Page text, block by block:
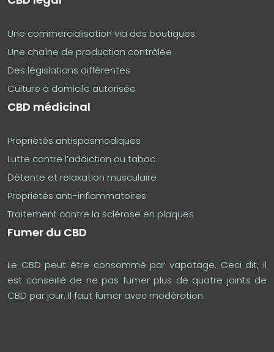
Une commercialisation via des boutiques
Une chaîne de production contrôlée
Des législations différentes
Culture à domicile autorisée
CBD médicinal
Propriétés antispasmodiques
Lutte contre l’addiction au tabac
Détente et relaxation musculaire
Propriétés anti-inflammatoires
Traitement contre la sclérose en plaques
Fumer du CBD
Le CBD peut être consommé par vapotage. Ceci dit, il
est conseillé de ne pas fumer plus de quatre joints de
CBD par jour. Il faut fumer avec modération.